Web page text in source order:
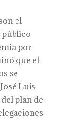
el
por
que el
se
Luis
plan de